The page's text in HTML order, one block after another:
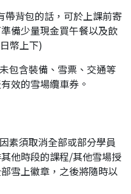
帶背包的話，可於上課前寄
備少量現金買午餐以及飲
幣上下)
包含裝備、雪票、交通等
效的雪場纜車券。
素須取消全部或部分學員
他時段的課程/其他雪場授
雪上徽章，之後將隨時以